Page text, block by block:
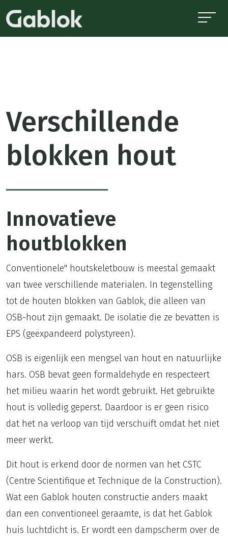
Verschillende
blokken hout
Innovatieve
houtblokken
Conventionele" houtskeletbouw is meestal gemaakt
van twee verschillende materialen. In tegenstelling
tot de houten blokken van Gablok, die alleen van
OSB-hout zijn gemaakt. De isolatie die ze bevatten is
EPS (geëxpandeerd polystyreen).
OSB is eigenlijk een mengsel van hout en natuurlijke
hars. OSB bevat geen formaldehyde en respecteert
het milieu waarin het wordt gebruikt. Het gebruikte
hout is volledig geperst. Daardoor is er geen risico
dat het na verloop van tijd verschuift omdat het niet
meer werkt.
Dit hout is erkend door de normen van het CSTC
(Centre Scientifique et Technique de la Construction).
Wat een Gablok houten constructie anders maakt
dan een conventioneel geraamte, is dat het Gablok
huis luchtdicht is. Er wordt een dampscherm over de